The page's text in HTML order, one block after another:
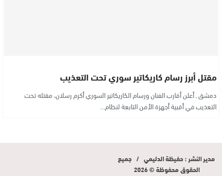
مقتل أبرز رسام كاريكاتير سوري تحت التعذيب
دمشق ـ أعلن أقارب الفنان ورسام الكاريكاتير السوري أكرم رسلان، مقتله تحت
التعذيب في أقبية أجهزة الأمن التابعة لنظام…
مدير النشر : حفيظة الدليمي / جميع
الحقوق محفوظة © 2026